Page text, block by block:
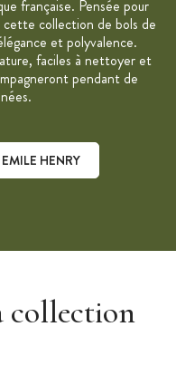
française. Pensée pour
cette collection de bols de
et polyvalence.
faciles à nettoyer et
pendant de
HENRY
collection